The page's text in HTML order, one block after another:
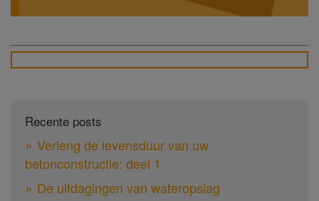
Recente posts
Verleng de levensduur van uw
betonconstructie: deel 1
De uitdagingen van wateropslag